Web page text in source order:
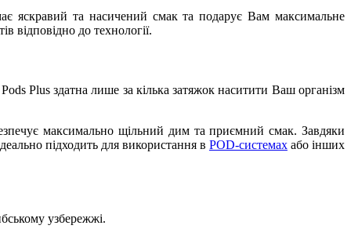
яскравий та насичений смак та подарує Вам максимальне
відповідно до технології.
Plus здатна лише за кілька затяжок наситити Ваш організм
максимально щільний дим та приємний смак. Завдяки
підходить для використання в POD-системахабо інших
узбережжі.